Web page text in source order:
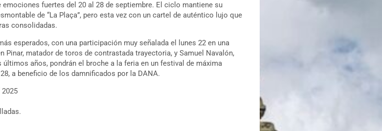
fuertes del 20 al 28 de septiembre. El ciclo mantiene su
de “La Plaça”, pero esta vez con un cartel de auténtico lujo que
consolidadas.
esperados, con una participación muy señalada el lunes 22 en una
Pinar, matador de toros de contrastada trayectoria, y Samuel Navalón,
años, pondrán el broche a la feria en un festival de máxima
a beneficio de los damnificados por la DANA.